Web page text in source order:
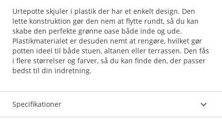
Urtepotte skjuler i plastik der har et enkelt design. Den
lette konstruktion gør den nem at flytte rundt, så du kan
skabe den perfekte grønne oase både inde og ude.
Plastikmaterialet er desuden nemt at rengøre, hvilket gør
potten ideel til både stuen, altanen eller terrassen. Den fås
i flere størrelser og farver, så du kan finde den, der passer
bedst til din indretning.
Specifikationer